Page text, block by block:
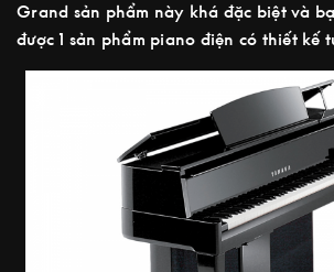
Grand sản phẩm này khá đặc biệt và
được 1 sản phẩm piano điện có thiết kế